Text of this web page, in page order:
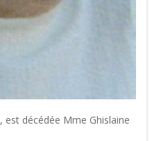
est décédée Mme Ghislaine